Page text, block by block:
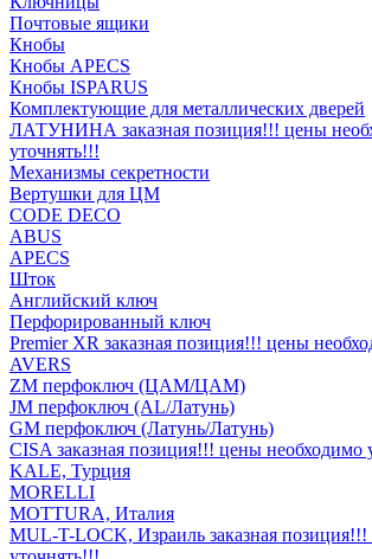
Почтовые ящики
Кнобы
Кнобы APECS
Кнобы ISPARUS
Комплектующие для металлических дверей
ЛАТУНИНА заказная позиция!!! цены
уточнять!!!
Механизмы секретности
Вертушки для ЦМ
CODE DECO
ABUS
APECS
Шток
Английский ключ
Перфорированный ключ
Premier XR заказная позиция!!! цены
AVERS
ZM перфоключ (ЦАМ/ЦАМ)
JМ перфоключ (АL/Латунь)
GM перфоключ (Латунь/Латунь)
CISA заказная позиция!!! цены необходимо
KALE, Турция
MORELLI
MOTTURA, Италия
MUL-T-LOCK, Израиль заказная